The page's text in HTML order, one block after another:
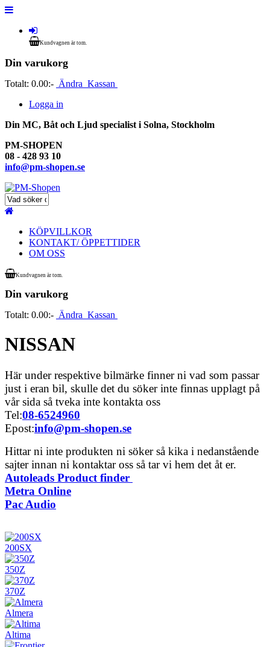
Kundvagnen är tom.
Din varukorg
Totalt: 0.00:- Ändra Kassan
Logga in
Din MC, Båt och Ljud specialist i Solna, Stockholm
PM-SHOPEN
08 - 428 93 10
info@pm-shopen.se
KÖPVILLKOR
KONTAKT/ ÖPPETTIDER
OM OSS
Kundvagnen är tom.
Din varukorg
Totalt: 0.00:- Ändra Kassan
NISSAN
Här under respektive bilmärke finner ni vad som passar
just i eran bil, skulle det du söker inte finnas upplagt på
vår sida så tveka inte kontakta oss
Tel:08-6524960
Epost:info@pm-shopen.se
Hittar ni inte produkten ni söker så kika i nedanstående
sajter innan ni kontaktar oss så tar vi hem det åt er.
Autoleads Product finder
Metra Online
Pac Audio
200SX
350Z
370Z
Almera
Altima